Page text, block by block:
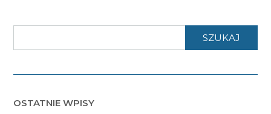
SZUKAJ
OSTATNIE WPISY